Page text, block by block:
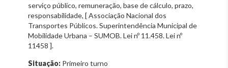
serviço público, remuneração, base de cálculo, prazo,
responsabilidade, [ Associação Nacional dos
Transportes Públicos. Superintendência Municipal de
Mobilidade Urbana – SUMOB. Lei nº 11.458. Lei nº
11458 ].
Situação: Primeiro turno